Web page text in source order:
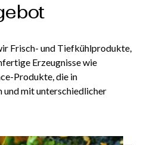
Frisch- und Tiefkühlprodukte,
Erzeugnisse wie
Produkte, die in
und mit unterschiedlicher